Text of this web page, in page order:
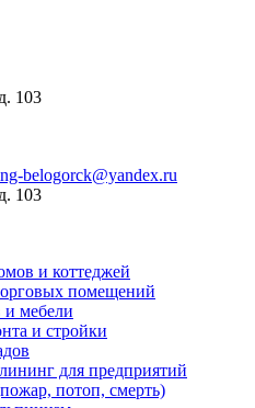
103
belogorck@yandex.ru
103
и коттеджей
помещений
и мебели
и стройки
для предприятий
потоп, смерть)